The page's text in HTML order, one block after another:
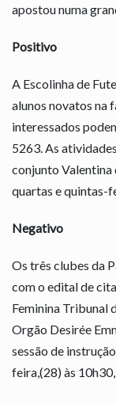
apostou numa
Positivo
A Escolinha de
alunos novatos na
interessados
5263. As
conjunto Valentina
quartas e quintas-
Negativo
Os três clubes da
com o edital de
Feminina Tribunal
Orgão Desirée
sessão de
feira,(28) às